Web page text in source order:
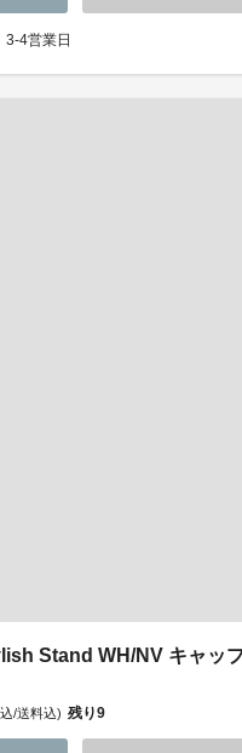
3-4営業日
Stand WH/NV キャッ
/送料込) 残り9